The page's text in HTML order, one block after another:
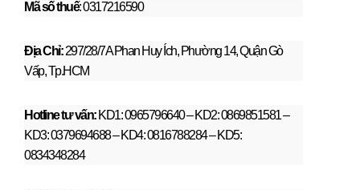
Mã số thuế: 0317216590
Địa Chỉ:297/28/7A Phan Huy Ích, Phường 14, Quận Gò
Vấp, Tp.HCM
Hotline tư vấn:KD1: 0965796640 – KD2: 0869851581 –
KD3: 0379694688 – KD4: 0816788284 – KD5:
0834348284